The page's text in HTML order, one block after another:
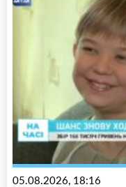
05.08.2026, 18:16